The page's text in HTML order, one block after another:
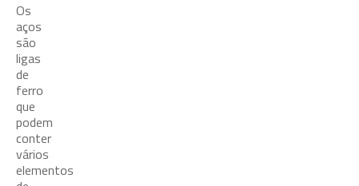
Os
aços
são
ligas
de
ferro
que
podem
conter
vários
elementos